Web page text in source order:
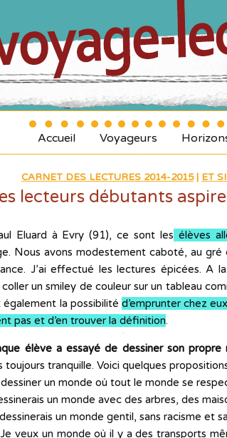
Accueil Voyageurs
CARNET DES LECTURES 2014-2015| ET
lecteurs débutants
Eluard à Evry (91), ce sont les élèves
Nous avons modestement caboté, au gré
J’ai effectué les lectures épicées. A
un smiley de couleur sur un tableau
également la possibilité d’emprunter chez
pas et d’en trouver la définition.
élève a essayé de dessiner son propre
toujours tranquille. Voici quelques
un monde où tout le monde se
un monde avec des arbres, des
un monde gentil, sans racisme et
veux un monde où il y a des transports